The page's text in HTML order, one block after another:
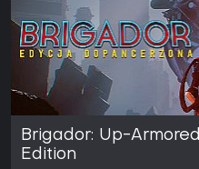
Brigador: Up-Armored
Edition